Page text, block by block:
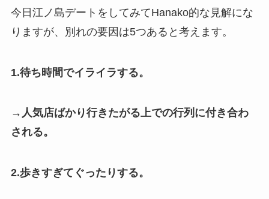
今日江ノ島デートをしてみてHanako的な見解にな
りますが、別れの要因は5つあると考えます。
1.待ち時間でイライラする。
→人気店ばかり行きたがる上での行列に付き合わ
される。
2.歩きすぎてぐったりする。